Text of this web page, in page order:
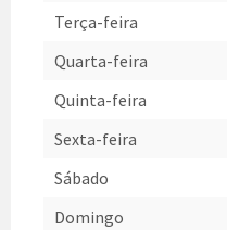
Terça-feira
Quarta-feira
Quinta-feira
Sexta-feira
Sábado
Domingo